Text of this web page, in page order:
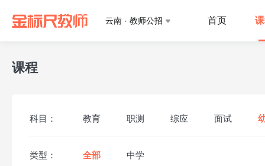
云南 · 教师公招 首页
课程
科目： 教育 职测 综应 面试
类型： 全部 中学